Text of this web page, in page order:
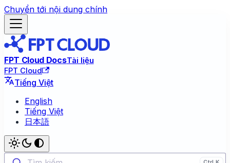
Chuyển tới nội dung chính
FPT Cloud DocsTài liệu
FPT Cloud
Tiếng Việt
English
Tiếng Việt
日本語